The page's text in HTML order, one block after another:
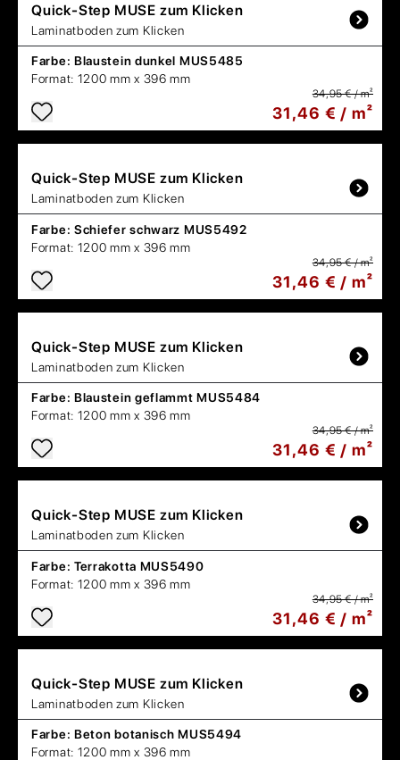
Quick-Step MUSE zum Klicken
Laminatboden zum Klicken
Farbe: Blaustein dunkel MUS5485
Format: 1200 mm x 396 mm
34,95 € / m²
31,46 € / m²
Quick-Step MUSE zum Klicken
Laminatboden zum Klicken
Farbe: Schiefer schwarz MUS5492
Format: 1200 mm x 396 mm
34,95 € / m²
31,46 € / m²
Quick-Step MUSE zum Klicken
Laminatboden zum Klicken
Farbe: Blaustein geflammt MUS5484
Format: 1200 mm x 396 mm
34,95 € / m²
31,46 € / m²
Quick-Step MUSE zum Klicken
Laminatboden zum Klicken
Farbe: Terrakotta MUS5490
Format: 1200 mm x 396 mm
34,95 € / m²
31,46 € / m²
Quick-Step MUSE zum Klicken
Laminatboden zum Klicken
Farbe: Beton botanisch MUS5494
Format: 1200 mm x 396 mm